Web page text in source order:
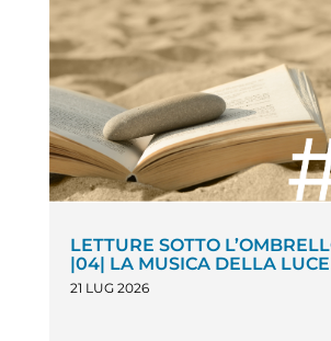
LETTURE SOTTO
|04| LA MUSICA DELLA LUCE
21 LUG 2026